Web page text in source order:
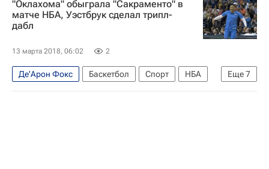
"Оклахома" обыграла "Сакраменто" в
матче НБА, Уэстбрук сделал трипл-
дабл
13 марта 2018, 06:02 2
Еще7
Де'Арон Фокс Баскетбол Спорт
НБА
Сан-Антонио Спёрс
Хьюстон Рокетс